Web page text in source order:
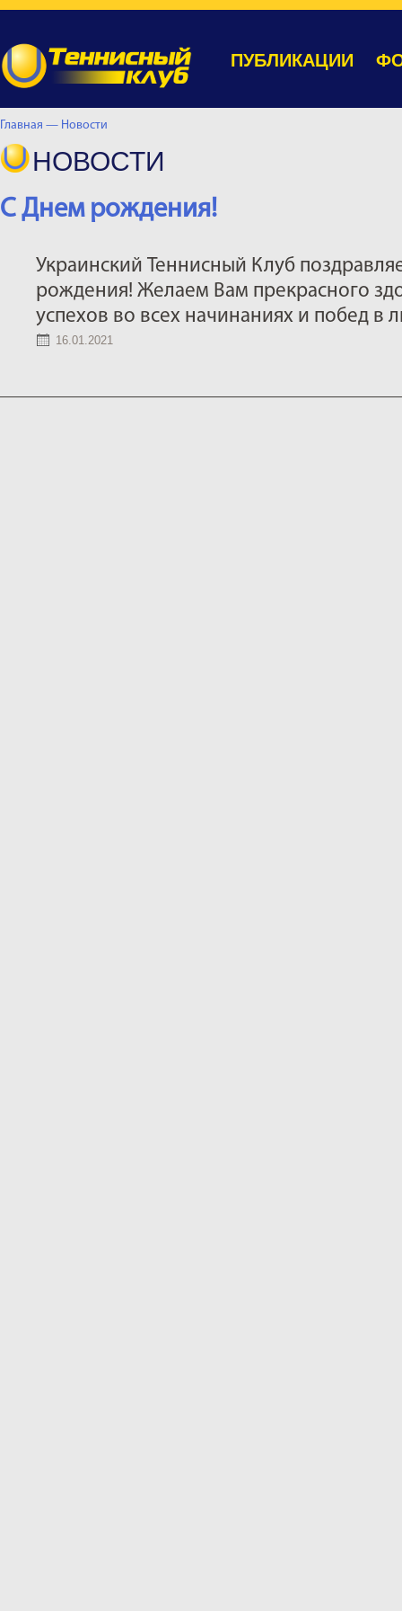
ПУБЛИКАЦИИ
Главная — Новости
НОВОСТИ
С Днем рождения!
Украинский Теннисный Клуб
рождения! Желаем Вам прекрасного
успехов во всех начинаниях и побед в
16.01.2021